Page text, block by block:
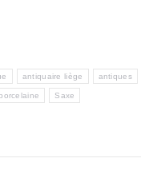
antiquaire liège antiques
Saxe